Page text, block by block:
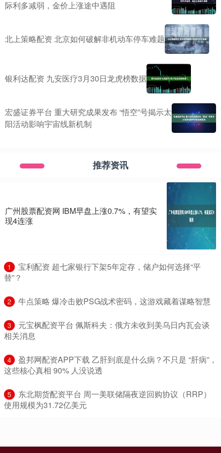
际利多减弱，金价上涨途中遇阻
北上策略配资 北京如何破解非机动车停车难题
银利达配资 九安医疗3月30日龙虎榜数据
宏盛证券平台 重大研究成果发布 “悟空”号揭示太
阳活动影响宇宙线新机制
推荐资讯
广州股票配资网 IBM早盘上涨0.7%，有望实
现4连涨
1
​宝利配资 超七家银行下架5年定存，储户如何选择“平
替”？
2 ​牛点策略 爆冷击败PSG战术密码，这游戏藏着谋略智慧
3
​元宝枫配资平台 佩斯科夫：俄方未收到美乌日内瓦会谈
相关消息
4
​盈邦网配资APP下载 乙肝到底是什么病？不只是 “肝病”，
这些核心真相 90% 人没说透
5
​东北期货配资平台 周一美联储隔夜逆回购协议（RRP）
使用规模为31.72亿美元